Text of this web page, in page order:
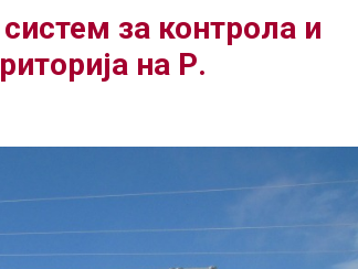
за контрола и
на Р.